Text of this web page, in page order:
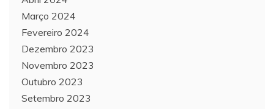
Março 2024
Fevereiro 2024
Dezembro 2023
Novembro 2023
Outubro 2023
Setembro 2023